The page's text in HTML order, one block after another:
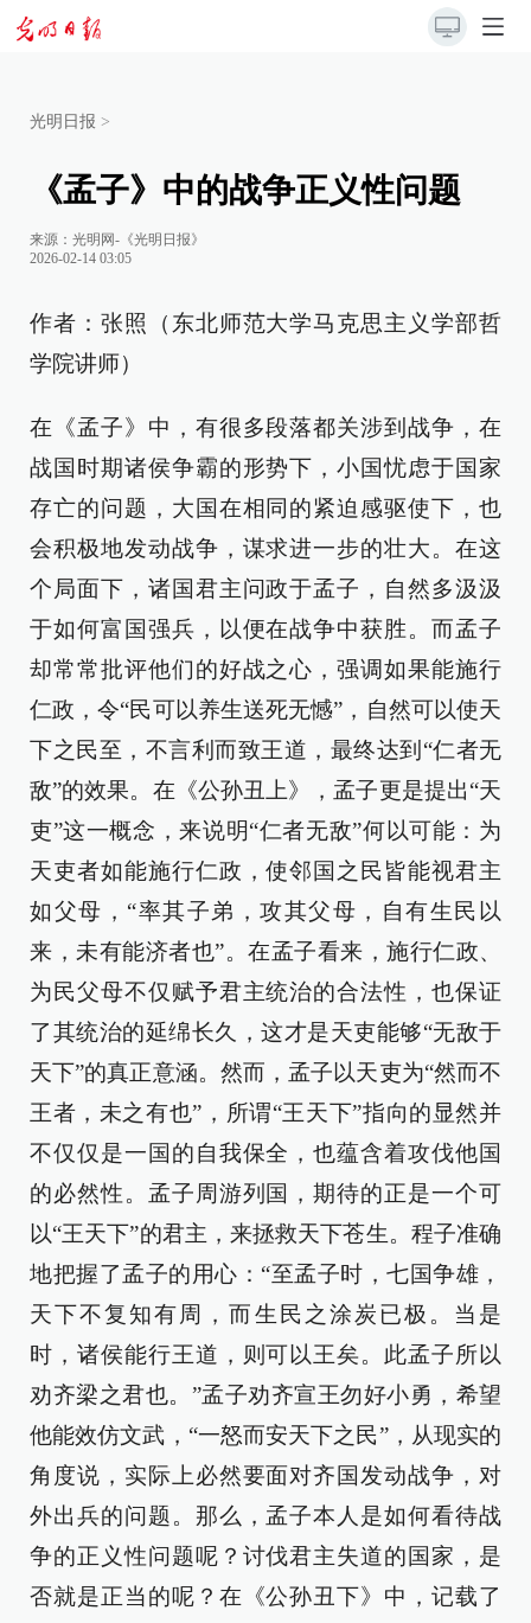
光明日报 >
《孟子》中的战争正义性问题
来源： 光明网-《光明日报》
2026-02-14 03:05
作者：张照（东北师范大学马克思主义学部哲
学院讲师）
在《孟子》中，有很多段落都关涉到战争，在
战国时期诸侯争霸的形势下，小国忧虑于国家
存亡的问题，大国在相同的紧迫感驱使下，也
会积极地发动战争，谋求进一步的壮大。在这
个局面下，诸国君主问政于孟子，自然多汲汲
于如何富国强兵，以便在战争中获胜。而孟子
却常常批评他们的好战之心，强调如果能施行
仁政，令“民可以养生送死无憾”，自然可以使天
下之民至，不言利而致王道，最终达到“仁者无
敌”的效果。在《公孙丑上》，孟子更是提出“天
吏”这一概念，来说明“仁者无敌”何以可能：为
天吏者如能施行仁政，使邻国之民皆能视君主
如父母，“率其子弟，攻其父母，自有生民以
来，未有能济者也”。在孟子看来，施行仁政、
为民父母不仅赋予君主统治的合法性，也保证
了其统治的延绵长久，这才是天吏能够“无敌于
天下”的真正意涵。然而，孟子以天吏为“然而不
王者，未之有也”，所谓“王天下”指向的显然并
不仅仅是一国的自我保全，也蕴含着攻伐他国
的必然性。孟子周游列国，期待的正是一个可
以“王天下”的君主，来拯救天下苍生。程子准确
地把握了孟子的用心：“至孟子时，七国争雄，
天下不复知有周，而生民之涂炭已极。当是
时，诸侯能行王道，则可以王矣。此孟子所以
劝齐梁之君也。”孟子劝齐宣王勿好小勇，希望
他能效仿文武，“一怒而安天下之民”，从现实的
角度说，实际上必然要面对齐国发动战争，对
外出兵的问题。那么，孟子本人是如何看待战
争的正义性问题呢？讨伐君主失道的国家，是
否就是正当的呢？在《公孙丑下》中，记载了